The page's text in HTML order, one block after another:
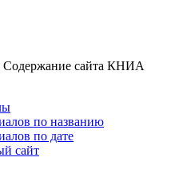
Содержание сайта КНИА
по названию
по дате
сайт